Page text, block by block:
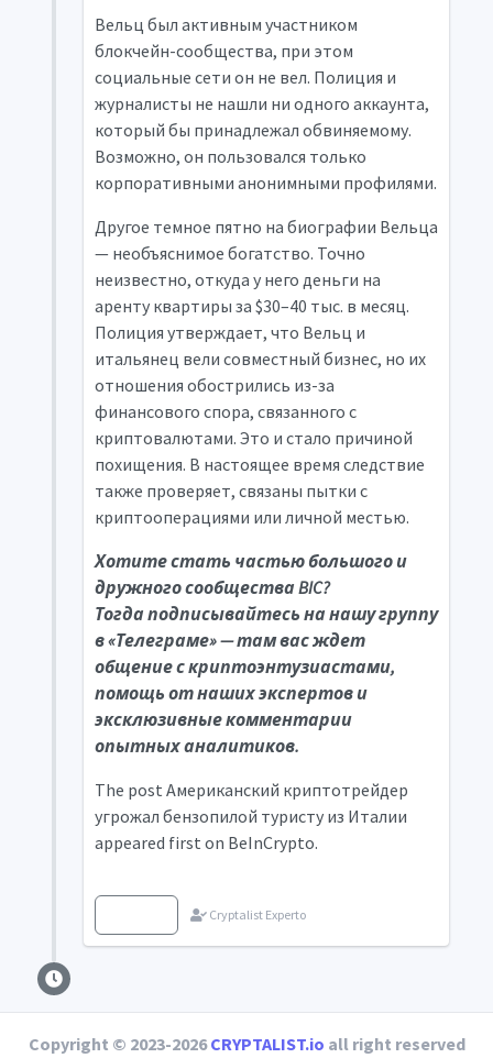
Вельц был активным участником
блокчейн-сообщества, при этом
социальные сети он не вел. Полиция и
журналисты не нашли ни одного аккаунта,
который бы принадлежал обвиняемому.
Возможно, он пользовался только
корпоративными анонимными профилями.
Другое темное пятно на биографии Вельца
— необъяснимое богатство. Точно
неизвестно, откуда у него деньги на
аренту квартиры за $30–40 тыс. в месяц.
Полиция утверждает, что Вельц и
итальянец вели совместный бизнес, но их
отношения обострились из-за
финансового спора, связанного с
криптовалютами. Это и стало причиной
похищения. В настоящее время следствие
также проверяет, связаны пытки с
криптооперациями или личной местью.
Хотите стать частью большого и
дружного сообщества BIC?
Тогдаподписывайтесь на нашу группу
в «Телеграме»— там вас ждет
общение с криптоэнтузиастами,
помощь от наших экспертов и
эксклюзивные комментарии
опытных аналитиков.
The post Американский криптотрейдер
угрожал бензопилой туристу из Италии
appeared first on BeInCrypto.
Cryptalist Experto
Copyright © 2023-2026CRYPTALIST.io all right reserved